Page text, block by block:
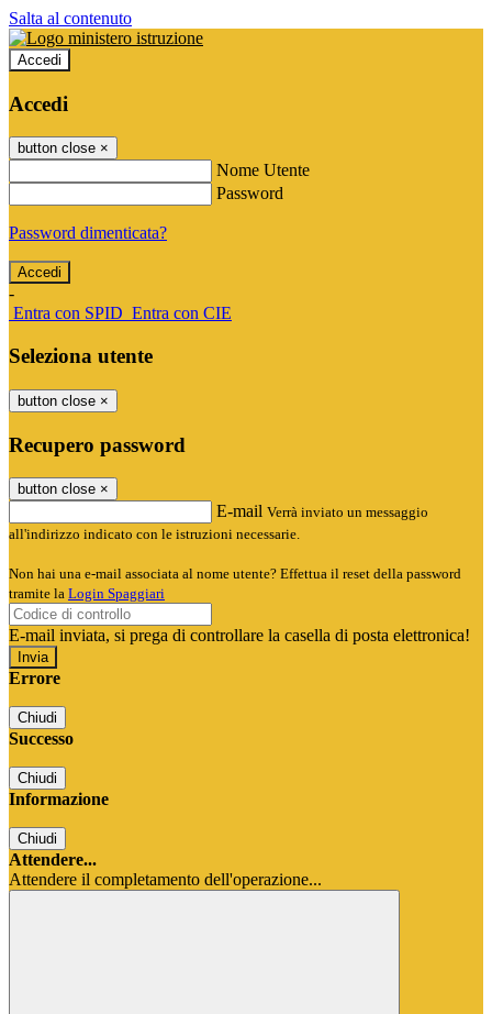
Salta al contenuto
Accedi
Accedi
button close ×
Nome Utente
Password
Password dimenticata?
-
Entra con SPID Entra con CIE
Seleziona utente
button close ×
Recupero password
button close ×
E-mail Verrà inviato un messaggio
all'indirizzo indicato con le istruzioni necessarie.
Non hai una e-mail associata al nome utente? Effettua il reset della password
tramite la Login Spaggiari
E-mail inviata, si prega di controllare la casella di posta elettronica!
Errore
Chiudi
Successo
Chiudi
Informazione
Chiudi
Attendere...
Attendere il completamento dell'operazione...